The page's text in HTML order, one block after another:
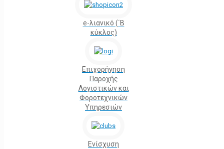
e-λιανικό (΄Β
κύκλος)
Επιχορήγηση
Παροχής
Λογιστικών και
Φοροτεχνικών
Υπηρεσιών
Ενίσχυση